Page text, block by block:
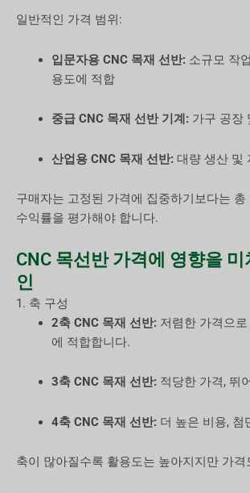
일반적인 가격 범위:
입문자용 CNC 목재 선반:소규모 작
용도에 적합
중급 CNC 목재 선반 기계:가구 공장
산업용 CNC 목재 선반:대량 생산 및
구매자는 고정된 가격에 집중하기보다는 총
수익률을 평가해야 합니다.
CNC 목선반 가격에 영향을
인
1. 축 구성
2축 CNC 목재 선반:저렴한 가격으로
에 적합합니다.
3축 CNC 목재 선반:적당한 가격, 뛰
4축 CNC 목재 선반:더 높은 비용, 첨
축이 많아질수록 활용도는 높아지지만 가격